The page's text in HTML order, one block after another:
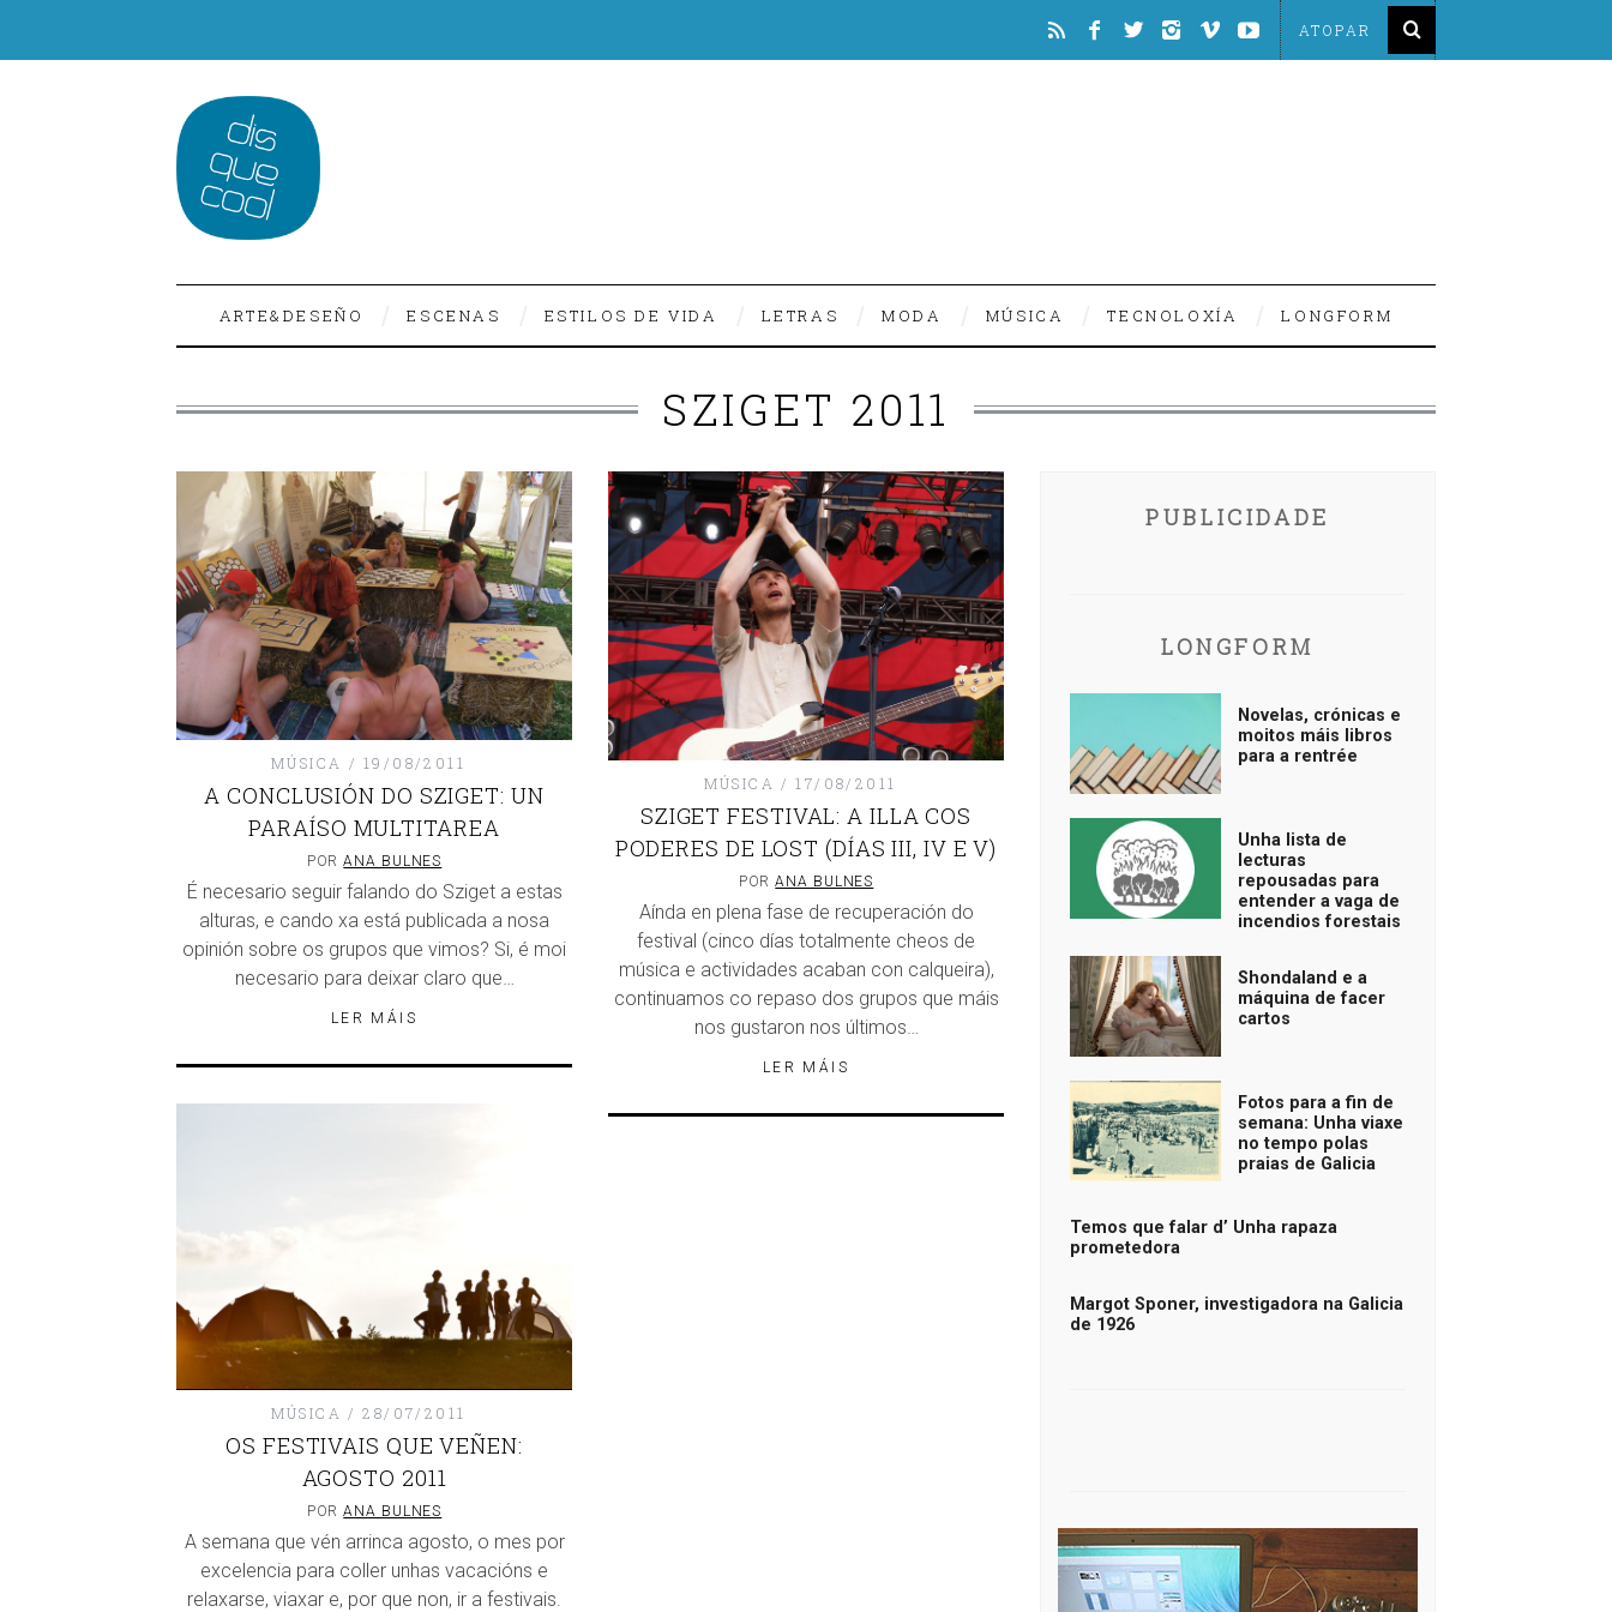
ARTE&DESEÑO ESCENAS ESTILOS DE VIDA LETRAS MODA MÚSICA TECNOLOXÍA LONGFORM
SZIGET 2011
MÚSICA 19/08/2011
A CONCLUSIÓN DO SZIGET: UN
PARAÍSO MULTITAREA
PORANA BULNES
É necesario seguir falando do Sziget a estas
alturas, e cando xa está publicada a nosa
opinión sobre os grupos que vimos? Si, é moi
necesario para deixar claro que…
LER MÁIS
MÚSICA 17/08/2011
SZIGET FESTIVAL: A ILLA COS
PODERES DE LOST (DÍAS III, IV E V)
PORANA BULNES
Aínda en plena fase de recuperación do
festival (cinco días totalmente cheos de
música e actividades acaban con calqueira),
continuamos co repaso dos grupos que máis
nos gustaron nos últimos…
LER MÁIS
MÚSICA 28/07/2011
OS FESTIVAIS QUE VEÑEN:
AGOSTO 2011
PORANA BULNES
A semana que vén arrinca agosto, o mes por
excelencia para coller unhas vacacións e
relaxarse, viaxar e, por que non, ir a festivais.
PUBLICIDADE
LONGFORM
Novelas, crónicas e
moitos máis libros
para a rentrée
Unha lista de
lecturas
repousadas para
entender a vaga de
incendios forestais
Shondaland e a
máquina de facer
cartos
Fotos para a fin de
semana: Unha viaxe
no tempo polas
praias de Galicia
Temos que falar d’ Unha rapaza
prometedora
Margot Sponer, investigadora na Galicia
de 1926